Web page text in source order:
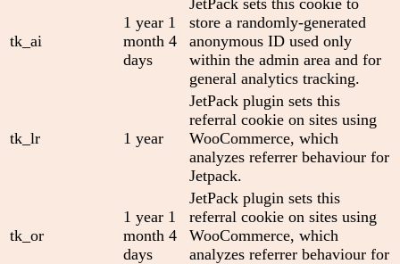
tk_ai
1 year 1
month 4
days
store a randomly-generated
anonymous ID used only
within the admin area and for
general analytics tracking.
tk_lr 1 year
JetPack plugin sets this
referral cookie on sites using
WooCommerce, which
analyzes referrer behaviour for
Jetpack.
tk_or
1 year 1
month 4
days
JetPack plugin sets this
referral cookie on sites using
WooCommerce, which
analyzes referrer behaviour for